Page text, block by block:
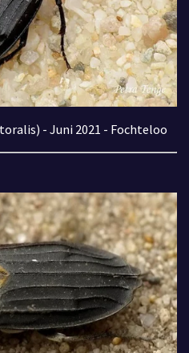
- Juni 2021 - Fochteloo